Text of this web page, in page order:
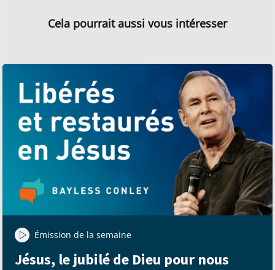
Cela pourrait aussi vous intéresser
Émission de la semaine
Jésus, le jubilé de Dieu pour nous